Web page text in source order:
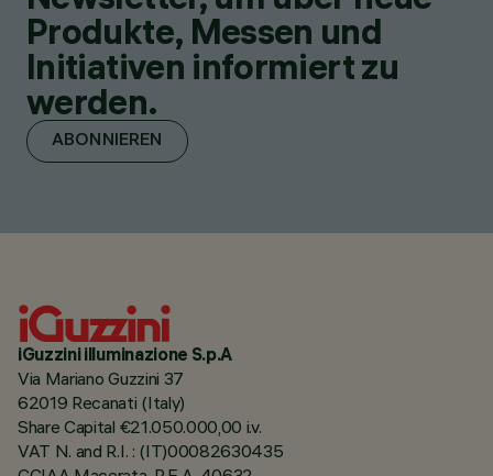
Produkte, Messen und
Initiativen informiert zu
werden.
ABONNIEREN
iGuzzini illuminazione S.p.A
Via Mariano Guzzini 37
62019 Recanati (Italy)
Share Capital €21.050.000,00 i.v.
VAT N. and R.I. : (IT)00082630435